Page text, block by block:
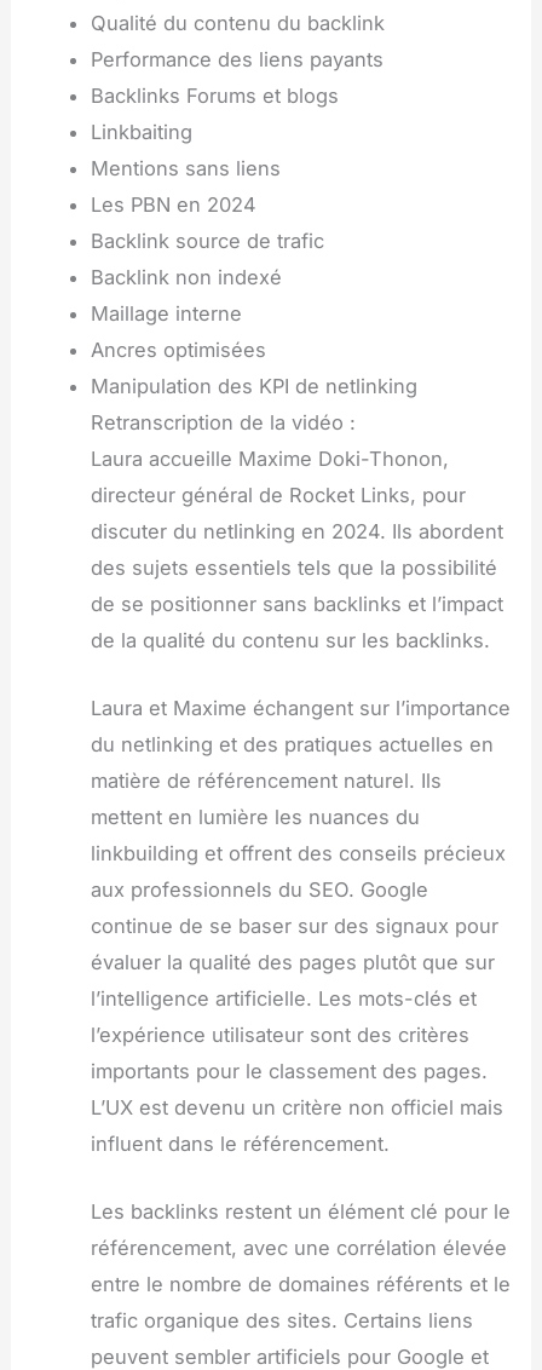
Qualité du contenu du backlink
Performance des liens payants
Backlinks Forums et blogs
Linkbaiting
Mentions sans liens
Les PBN en 2024
Backlink source de trafic
Backlink non indexé
Maillage interne
Ancres optimisées
Manipulation des KPI de netlinking
Retranscription de la vidéo :
Laura accueille Maxime Doki-Thonon,
directeur général de Rocket Links, pour
discuter du netlinking en 2024. Ils abordent
des sujets essentiels tels que la possibilité
de se positionner sans backlinks et l’impact
de la qualité du contenu sur les backlinks.
Laura et Maxime échangent sur l’importance
du netlinking et des pratiques actuelles en
matière de référencement naturel. Ils
mettent en lumière les nuances du
linkbuilding et offrent des conseils précieux
aux professionnels du SEO. Google
continue de se baser sur des signaux pour
évaluer la qualité des pages plutôt que sur
l’intelligence artificielle. Les mots-clés et
l’expérience utilisateur sont des critères
importants pour le classement des pages.
L’UX est devenu un critère non officiel mais
influent dans le référencement.
Les backlinks restent un élément clé pour le
référencement, avec une corrélation élevée
entre le nombre de domaines référents et le
trafic organique des sites. Certains liens
peuvent sembler artificiels pour Google et